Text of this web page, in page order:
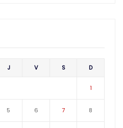
J V S D
1
5 6 7 8